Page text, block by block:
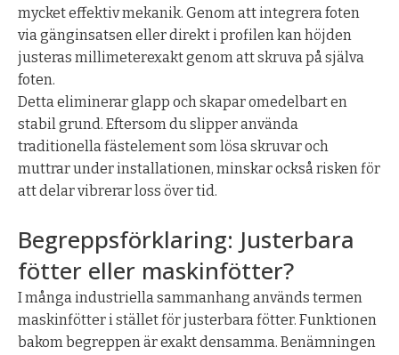
mycket effektiv mekanik. Genom att integrera foten
via gänginsatsen eller direkt i profilen kan höjden
justeras millimeterexakt genom att skruva på själva
foten.
Detta eliminerar glapp och skapar omedelbart en
stabil grund. Eftersom du slipper använda
traditionella fästelement som lösa skruvar och
muttrar under installationen, minskar också risken för
att delar vibrerar loss över tid.
Begreppsförklaring: Justerbara
fötter eller maskinfötter?
I många industriella sammanhang används termen
maskinfötter i stället för justerbara fötter. Funktionen
bakom begreppen är exakt densamma. Benämningen